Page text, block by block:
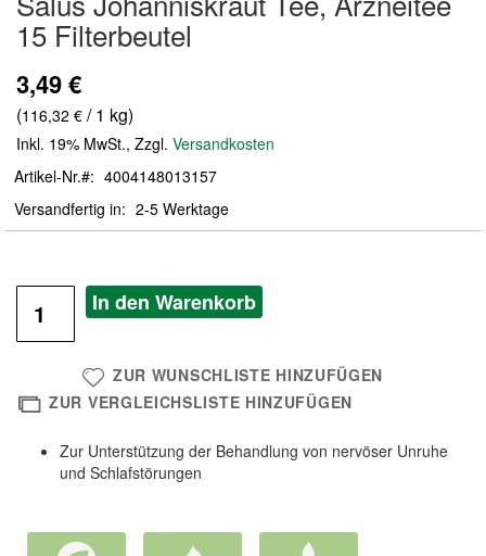
der
Bildergalerie
15 Filterbeutel
3,49 €
(116,32 € / 1 kg)
Inkl. 19% MwSt., Zzgl. Versandkosten
Artikel-Nr.
4004148013157
Versandfertig in
2-5 Werktage
In den Warenkorb
ZUR WUNSCHLISTE HINZUFÜGEN
ZUR VERGLEICHSLISTE HINZUFÜGEN
Zur Unterstützung der Behandlung von nervöser Unruhe
und Schlafstörungen